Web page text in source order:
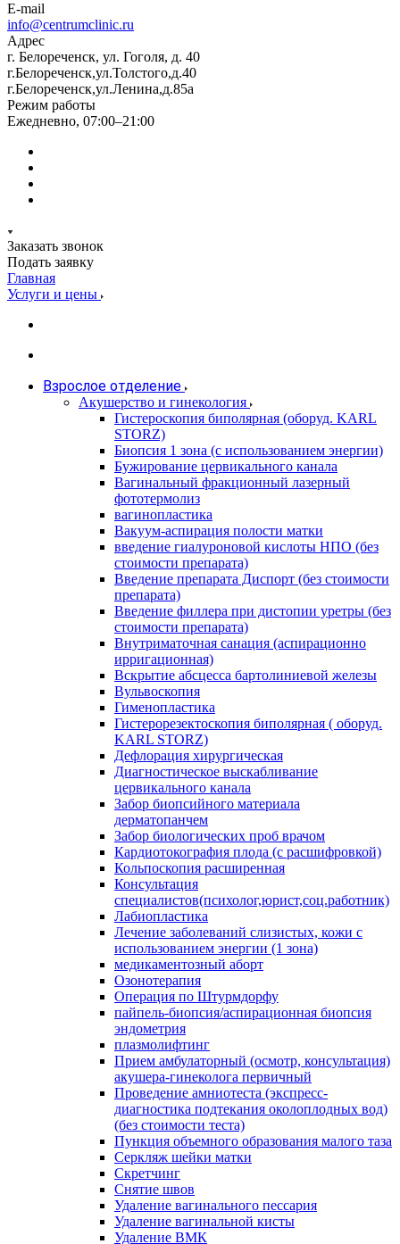
E-mail
info@centrumclinic.ru
Адрес
г. Белореченск, ул. Гоголя, д. 40
г.Белореченск,ул.Толстого,д.40
г.Белореченск,ул.Ленина,д.85а
Режим работы
Ежедневно, 07:00–21:00
Заказать звонок
Подать заявку
Главная
Услуги и цены
Взрослое отделение
Акушерство и гинекология
Гистероскопия биполярная (оборуд. KARL
STORZ)
Биопсия 1 зона (с использованием энергии)
Бужирование цервикального канала
Вагинальный фракционный лазерный
фототермолиз
вагинопластика
Вакуум-аспирация полости матки
введение гиалуроновой кислоты НПО (без
стоимости препарата)
Введение препарата Диспорт (без стоимости
препарата)
Введение филлера при дистопии уретры (без
стоимости препарата)
Внутриматочная санация (аспирационно
ирригационная)
Вскрытие абсцесса бартолиниевой железы
Вульвоскопия
Гименопластика
Гистерорезектоскопия биполярная ( оборуд.
KARL STORZ)
Дефлорация хирургическая
Диагностическое выскабливание
цервикального канала
Забор биопсийного материала
дерматопанчем
Забор биологических проб врачом
Кардиотокография плода (с расшифровкой)
Кольпоскопия расширенная
Консультация
специалистов(психолог,юрист,соц.работник)
Лабиопластика
Лечение заболеваний слизистых, кожи с
использованием энергии (1 зона)
медикаментозный аборт
Озонотерапия
Операция по Штурмдорфу
пайпель-биопсия/аспирационная биопсия
эндометрия
плазмолифтинг
Прием амбулаторный (осмотр, консультация)
акушера-гинеколога первичный
Проведение амниотеста (экспресс-
диагностика подтекания околоплодных вод)
(без стоимости теста)
Пункция объемного образования малого таза
Серкляж шейки матки
Скретчинг
Снятие швов
Удаление вагинального пессария
Удаление вагинальной кисты
Удаление ВМК